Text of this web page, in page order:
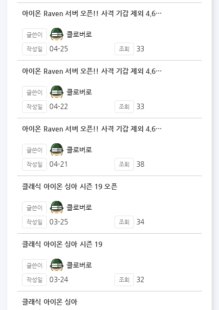
아이온 Raven 서버 오픈!! 사격 기갑 제외 4.6…
글쓴이 클로버로
작성일 04-25 조회 33
아이온 Raven 서버 오픈!! 사격 기갑 제외 4.6…
글쓴이 클로버로
작성일 04-22 조회 33
아이온 Raven 서버 오픈!! 사격 기갑 제외 4.6…
글쓴이 클로버로
작성일 04-21 조회 38
클래식 아이온 싱아 시즌 19 오픈
글쓴이 클로버로
작성일 03-25 조회 34
클래식 아이온 싱아 시즌 19
글쓴이 클로버로
작성일 03-24 조회 32
클래식 아이온 싱아